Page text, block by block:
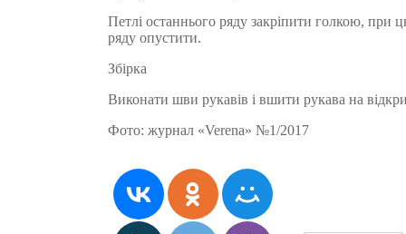
Петлі останнього ряду закріпити голкою, при
ряду опустити.
Збірка
Виконати шви рукавів і вшити рукава на
Фото: журнал «Verena» №1/2017